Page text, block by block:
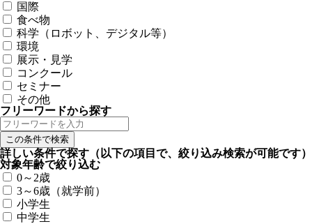
国際
食べ物
科学（ロボット、デジタル等）
環境
展示・見学
コンクール
セミナー
その他
フリーワードから探す
詳しい条件で探す （以下の項目で、絞り込み検索が可能です）
対象年齢で絞り込む
0～2歳
3～6歳（就学前）
小学生
中学生